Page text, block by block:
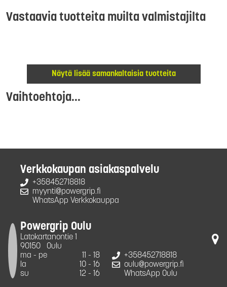
Vastaavia tuotteita muilta valmistajilta
Näytä lisää samankaltaisia tuotteita
Vaihtoehtoja...
Verkkokaupan asiakaspalvelu
+358452718818
myynti@powergrip.fi
WhatsApp Verkkokauppa
Powergrip Oulu
Latokartanontie 1
90150
Oulu
ma - pe
11 - 18
la
10 - 16
su
12 - 16
+358452718818
oulu@powergrip.fi
WhatsApp Oulu